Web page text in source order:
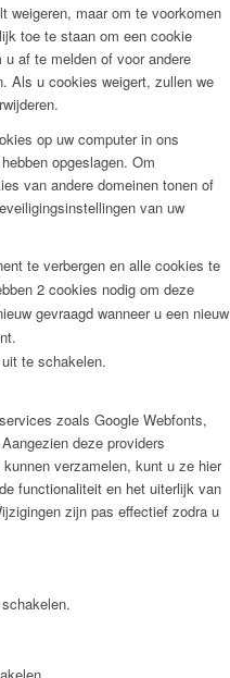
weigeren, maar om te voorkomen
toe te staan om een cookie
af te melden of voor andere
Als u cookies weigert, zullen we
op uw computer in ons
opgeslagen. Om
van andere domeinen tonen of
van uw
te verbergen en alle cookies te
2 cookies nodig om deze
gevraagd wanneer u een nieuw
te schakelen.
zoals Google Webfonts,
deze providers
verzamelen, kunt u ze hier
functionaliteit en het uiterlijk van
zijn pas effectief zodra u